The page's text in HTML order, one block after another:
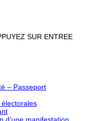
SUR ENTREE
– Passeport